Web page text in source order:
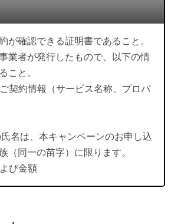
が確認できる証明書であること。
業者が発行したもので、以下の情
こと。
契約情報（サービス名称、プロバ
名は、本キャンペーンのお申し込
（同一の苗字）に限ります。
び金額